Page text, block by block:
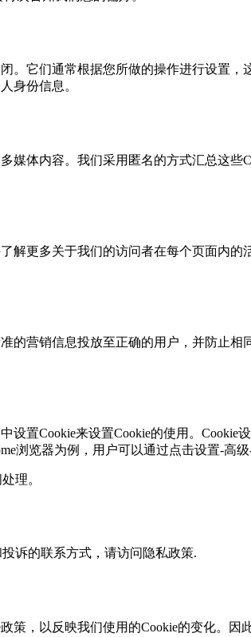
闭。它们通常根据您所做的操作进行设置
身份信息。
媒体内容。我们采用匿名的方式汇总这
了解更多关于我们的访问者在每个页面
精准的营销信息投放至正确的用户，
置Cookie来设置Cookie的使用。
器为例，用户可以通过点击设置-高
理。
诉的联系方式，请访问隐私政策.
，以反映我们使用的Cookie的变化。因